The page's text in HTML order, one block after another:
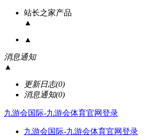
站长之家产品
▲
▲
消息通知
▲
更新日志(0)
消息通知(0)
九游会国际-九游会体育官网登录
九游会国际-九游会体育官网登录